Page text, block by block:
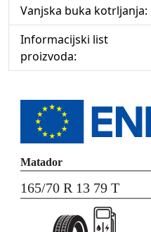
Vanjska buka kotrljanja:
Informacijski list
proizvoda: